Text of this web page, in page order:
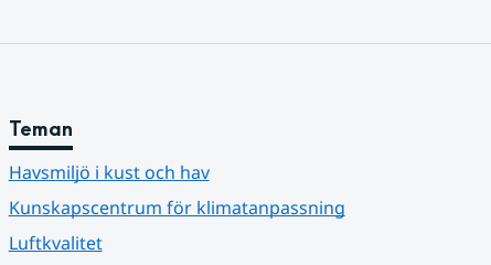
Teman
Havsmiljö i kust och hav
Kunskapscentrum för klimatanpassning
Luftkvalitet